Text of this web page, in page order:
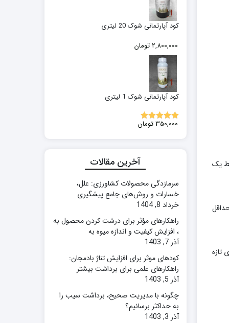
یک
خرمای تازه
کود آپارتمانی شوک 20 لیتری
2,800,000 تومان
کود آپارتمانی شوک 1 لیتری
نمره5.00350,000 تومان
آخرین مقالات
سرمازدگی محصولات کشاورزی: علل،
خسارات و روش‌های جامع پیشگیری
خرداد 8, 1404
راهکارهای مؤثر برای درشت کردن محصول به
، افزایش کیفیت و اندازه میوه به
آذر 7, 1403
کودهای موثر برای افزایش تناژ بادمجان:
راهکارهای علمی برای برداشت بیشتر
آذر 5, 1403
چگونه با مدیریت صحیح، برداشت سیب را
به حداکثر برسانیم؟
آذر 3, 1403